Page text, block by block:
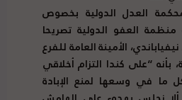
العدل الدولية بخصوص
منظمة العفو الدولية تصريحا
الأمينة العامة للفرع
بأنه “على كندا التزام أخلاقي
ما في وسعها لمنع الإبادة